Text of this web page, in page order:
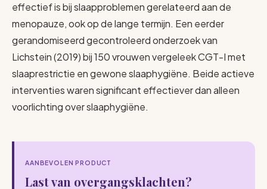
effectief is bij slaapproblemen gerelateerd aan de
menopauze, ook op de lange termijn. Een eerder
gerandomiseerd gecontroleerd onderzoek van
Lichstein (2019) bij 150 vrouwen vergeleek CGT-I met
slaaprestrictie en gewone slaaphygiëne. Beide actieve
interventies waren significant effectiever dan alleen
voorlichting over slaaphygiëne.
AANBEVOLEN PRODUCT
Last van overgangsklachten?